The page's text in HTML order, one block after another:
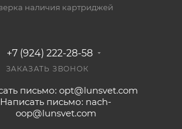
наличия картриджей
+7 (924) 222-28-58
ЗАКАЗАТЬ ЗВОНОК
письмо: opt@lunsvet.com
Написать письмо: nach-
oop@lunsvet.com